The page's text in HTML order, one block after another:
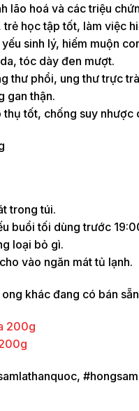
lão hoá và các triệu
học tập tốt, làm việc
sinh lý, hiếm muộn
tóc dày đen mượt.
thư phổi, ung thư trực
gan thận.
tốt, chống suy nhược
trong túi.
buổi tối dùng trước
loại bỏ gì.
vào ngăn mát tủ lạnh.
khác đang có bán
200g